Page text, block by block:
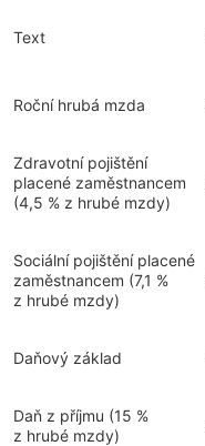
Text
Roční hrubá mzda
Zdravotní pojištění
placené zaměstnancem
(4,5 % z hrubé mzdy)
Sociální pojištění placené
zaměstnancem (7,1 %
z hrubé mzdy)
Daňový základ
Daň z příjmu (15 %
z hrubé mzdy)